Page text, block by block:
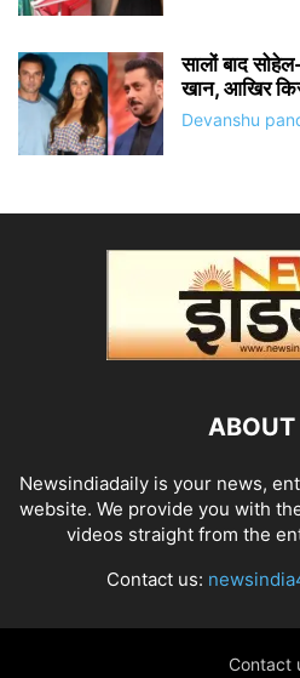
सालों बाद
खान, आखिर
Devanshu
ABOUT
Newsindiadaily is your news,
website. We provide you with
videos straight from the
Contact us:
Contact